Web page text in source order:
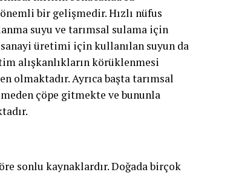
bir gelişmedir. Hızlı nüfus
suyu ve tarımsal sulama için
üretimi için kullanılan suyun da
alışkanlıkların körüklenmesi
olmaktadır. Ayrıca başta tarımsal
çöpe gitmekte ve bununla
sonlu kaynaklardır. Doğada birçok